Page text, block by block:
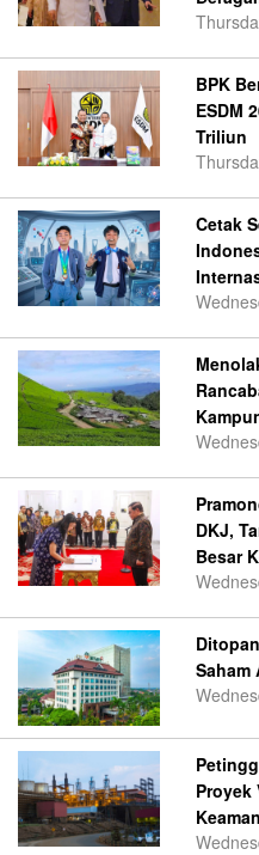
BPK
ESDM
Triliun
Cetak
DKJ,
Besar
Saham
Proyek